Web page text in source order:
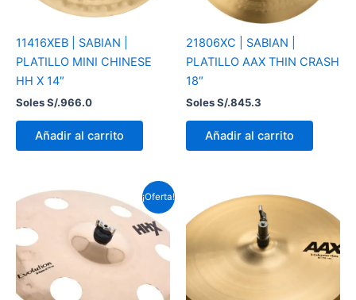
11416XEB | SABIAN |
PLATILLO MINI CHINESE
HH X 14″
Soles S/.966.0
Añadir al carrito
21806XC | SABIAN |
PLATILLO AAX THIN CRASH
18″
Soles S/.845.3
Añadir al carrito
¡Oferta!
El
precio
original
era:
Soles
S/.897.0.
El
precio
actual
es:
Soles
S/.810.8.